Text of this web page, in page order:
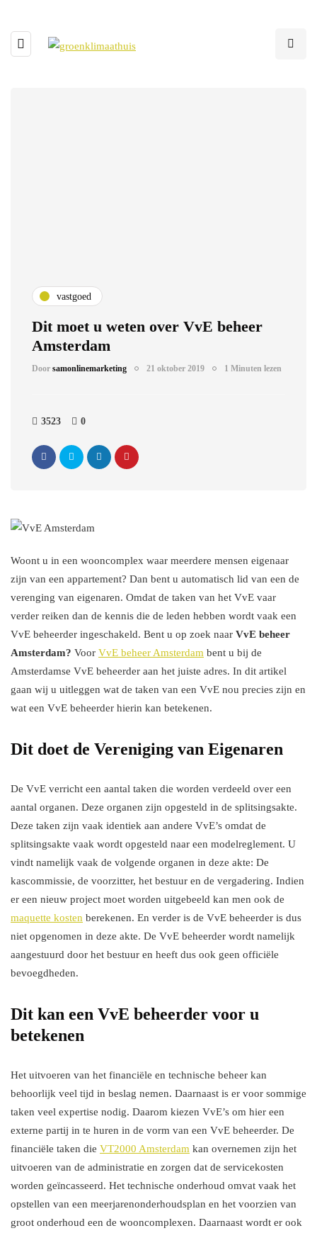
vastgoed
Dit moet u weten over VvE beheer
Amsterdam
Door samonlinemarketing 21 oktober 2019 1 Minuten lezen
3523 0
Woont u in een wooncomplex waar meerdere mensen eigenaar
zijn van een appartement? Dan bent u automatisch lid van een de
verenging van eigenaren. Omdat de taken van het VvE vaar
verder reiken dan de kennis die de leden hebben wordt vaak een
VvE beheerder ingeschakeld. Bent u op zoek naar VvE beheer
Amsterdam? Voor VvE beheer Amsterdam bent u bij de
Amsterdamse VvE beheerder aan het juiste adres. In dit artikel
gaan wij u uitleggen wat de taken van een VvE nou precies zijn en
wat een VvE beheerder hierin kan betekenen.
Dit doet de Vereniging van Eigenaren
De VvE verricht een aantal taken die worden verdeeld over een
aantal organen. Deze organen zijn opgesteld in de splitsingsakte.
Deze taken zijn vaak identiek aan andere VvE’s omdat de
splitsingsakte vaak wordt opgesteld naar een modelreglement. U
vindt namelijk vaak de volgende organen in deze akte: De
kascommissie, de voorzitter, het bestuur en de vergadering. Indien
er een nieuw project moet worden uitgebeeld kan men ook de
maquette kosten berekenen. En verder is de VvE beheerder is dus
niet opgenomen in deze akte. De VvE beheerder wordt namelijk
aangestuurd door het bestuur en heeft dus ook geen officiële
bevoegdheden.
Dit kan een VvE beheerder voor u
betekenen
Het uitvoeren van het financiële en technische beheer kan
behoorlijk veel tijd in beslag nemen. Daarnaast is er voor sommige
taken veel expertise nodig. Daarom kiezen VvE’s om hier een
externe partij in te huren in de vorm van een VvE beheerder. De
financiële taken die VT2000 Amsterdam kan overnemen zijn het
uitvoeren van de administratie en zorgen dat de servicekosten
worden geïncasseerd. Het technische onderhoud omvat vaak het
opstellen van een meerjarenonderhoudsplan en het voorzien van
groot onderhoud een de wooncomplexen. Daarnaast wordt er ook